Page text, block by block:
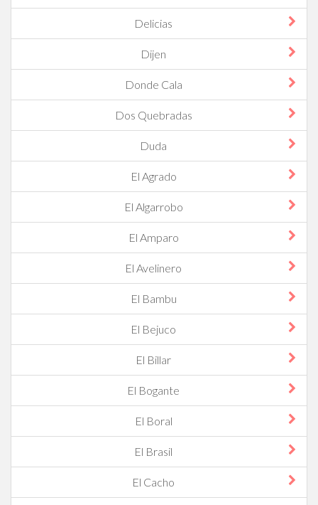
Delicias
Dijen
Donde Cala
Dos Quebradas
Duda
El Agrado
El Algarrobo
El Amparo
El Avelinero
El Bambu
El Bejuco
El Billar
El Bogante
El Boral
El Brasil
El Cacho